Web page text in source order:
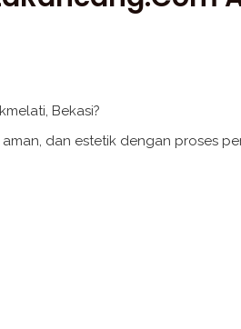
Bekasi?
dan estetik dengan proses